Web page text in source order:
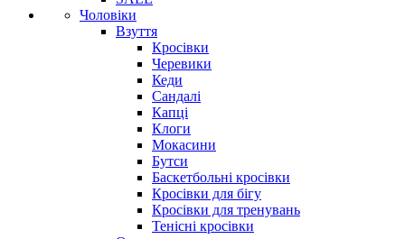
Чоловіки
Взуття
Кросівки
Черевики
Кеди
Сандалі
Капці
Клоги
Мокасини
Бутси
Баскетбольні кросівки
Кросівки для бігу
Кросівки для тренувань
Тенісні кросівки